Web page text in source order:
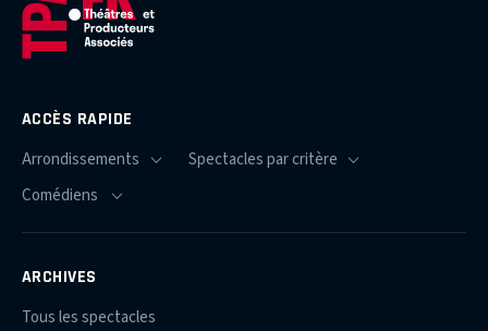
ACCÈS RAPIDE
ARCHIVES
Tous les spectacles